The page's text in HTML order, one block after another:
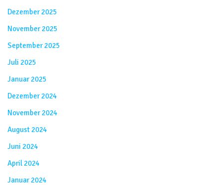
Dezember 2025
November 2025
September 2025
Juli 2025
Januar 2025
Dezember 2024
November 2024
August 2024
Juni 2024
April 2024
Januar 2024